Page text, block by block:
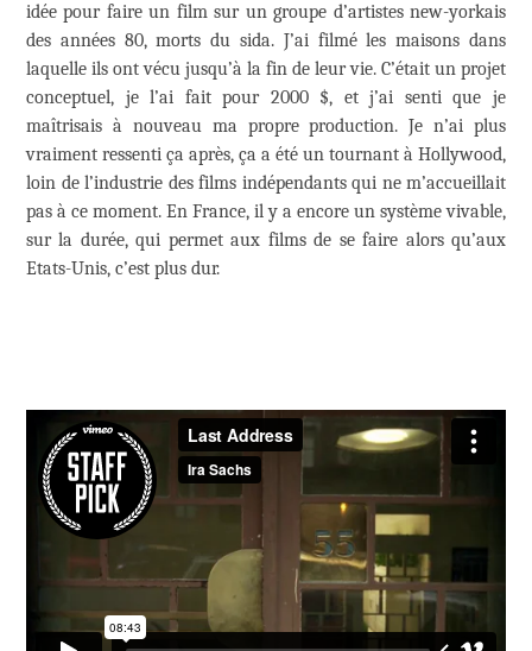
idée pour faire un film sur un groupe d’artistes new-yorkais
des années 80, morts du sida. J’ai filmé les maisons dans
laquelle ils ont vécu jusqu’à la fin de leur vie. C’était un projet
conceptuel, je l’ai fait pour 2000 $, et j’ai senti que je
maîtrisais à nouveau ma propre production. Je n’ai plus
vraiment ressenti ça après, ça a été un tournant à Hollywood,
loin de l’industrie des films indépendants qui ne m’accueillait
pas à ce moment. En France, il y a encore un système vivable,
sur la durée, qui permet aux films de se faire alors qu’aux
Etats-Unis, c’est plus dur.